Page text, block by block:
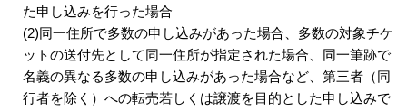
た申し込みを行った場合
(2)同一住所で多数の申し込みがあった場合、多数の対象チケ
ットの送付先として同一住所が指定された場合、同一筆跡で
名義の異なる多数の申し込みがあった場合など、第三者（同
行者を除く）への転売若しくは譲渡を目的とした申し込みで